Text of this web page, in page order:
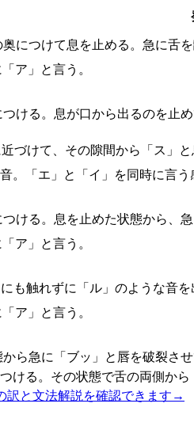
につけて息を止める。急に舌
ア」と言う。
ける。息が口から出るのを
づけて、その隙間から「ス」
。「エ」と「イ」を同時に言う
ける。息を止めた状態から、
ア」と言う。
も触れずに「ル」のような音
ア」と言う。
ら急に「ブッ」と唇を破裂さ
ける。その状態で舌の両側か
訳と文法解説を確認できます →